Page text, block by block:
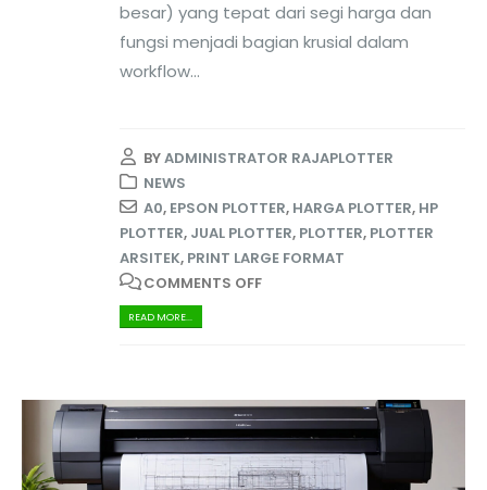
besar) yang tepat dari segi harga dan
fungsi menjadi bagian krusial dalam
workflow...
BYADMINISTRATOR RAJAPLOTTER
NEWS
A0, EPSON PLOTTER, HARGA PLOTTER, HP
PLOTTER, JUAL PLOTTER, PLOTTER, PLOTTER
ARSITEK, PRINT LARGE FORMAT
COMMENTS OFF
READ MORE...